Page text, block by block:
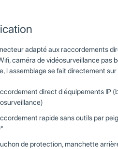
adapté aux raccordements
caméra de vidéosurveillance pas
l assemblage se fait directement sur
direct d équipements IP
rapide sans outils par
de protection, manchette